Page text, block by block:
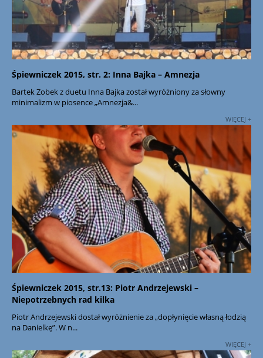
Śpiewniczek 2015, str. 2: Inna Bajka – Amnezja
Bartek Zobek z duetu Inna Bajka został wyróżniony za słowny
minimalizm w piosence „Amnezja&...
WIĘCEJ +
Śpiewniczek 2015, str.13: Piotr Andrzejewski –
Niepotrzebnych rad kilka
Piotr Andrzejewski dostał wyróżnienie za „dopłynięcie własną łodzią
na Danielkę”. W n...
WIĘCEJ +